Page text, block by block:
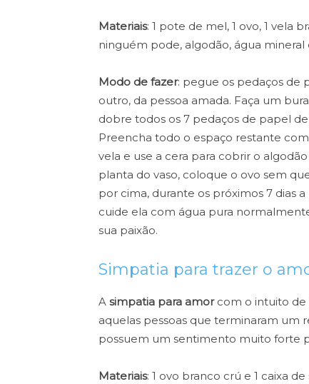
Materiais: 1 pote de mel, 1 ovo, 1 vela
ninguém pode, algodão, água mineral
Modo de fazer: pegue os pedaços de
outro, da pessoa amada. Faça um
dobre todos os 7 pedaços de papel
Preencha todo o espaço restante
vela e use a cera para cobrir o
planta do vaso, coloque o ovo sem
por cima, durante os próximos 7 dias
cuide ela com água pura
sua paixão.
Simpatia para trazer o
A simpatia para amorcom o intuito de
aquelas pessoas que terminaram um
possuem um sentimento muito forte
Materiais: 1 ovo branco crú e 1 caixa de